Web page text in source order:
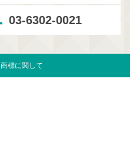
03-6302-0021
商標に関して